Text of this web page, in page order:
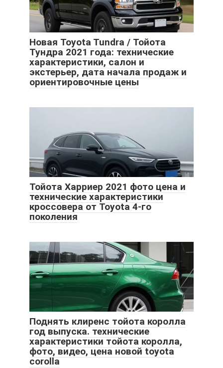
Новая Toyota Tundra / Тойота
Тундра 2021 года: технические
характеристики, салон и
экстерьер, дата начала продаж и
ориентировочные цены
Тойота Харриер 2021 фото цена и
технические характеристики
кроссовера от Toyota 4-го
поколения
Поднять клиренс тойота королла
год выпуска. технические
характеристики тойота королла,
фото, видео, цена новой toyota
corolla